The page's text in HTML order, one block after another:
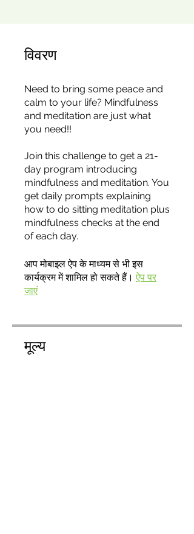
विवरण
Need to bring some peace and
calm to your life? Mindfulness
and meditation are just what
you need!!
Join this challenge to get a 21-
day program introducing
mindfulness and meditation. You
get daily prompts explaining
how to do sitting meditation plus
mindfulness checks at the end
of each day.
आप मोबाइल ऐप के माध्यम से भी इस
कार्यक्रम में शामिल हो सकते हैं। ऐप पर
जाएं
मूल्य